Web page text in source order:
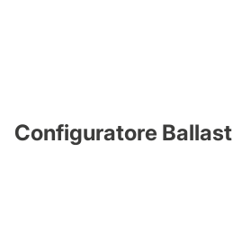
Configuratore Ballast